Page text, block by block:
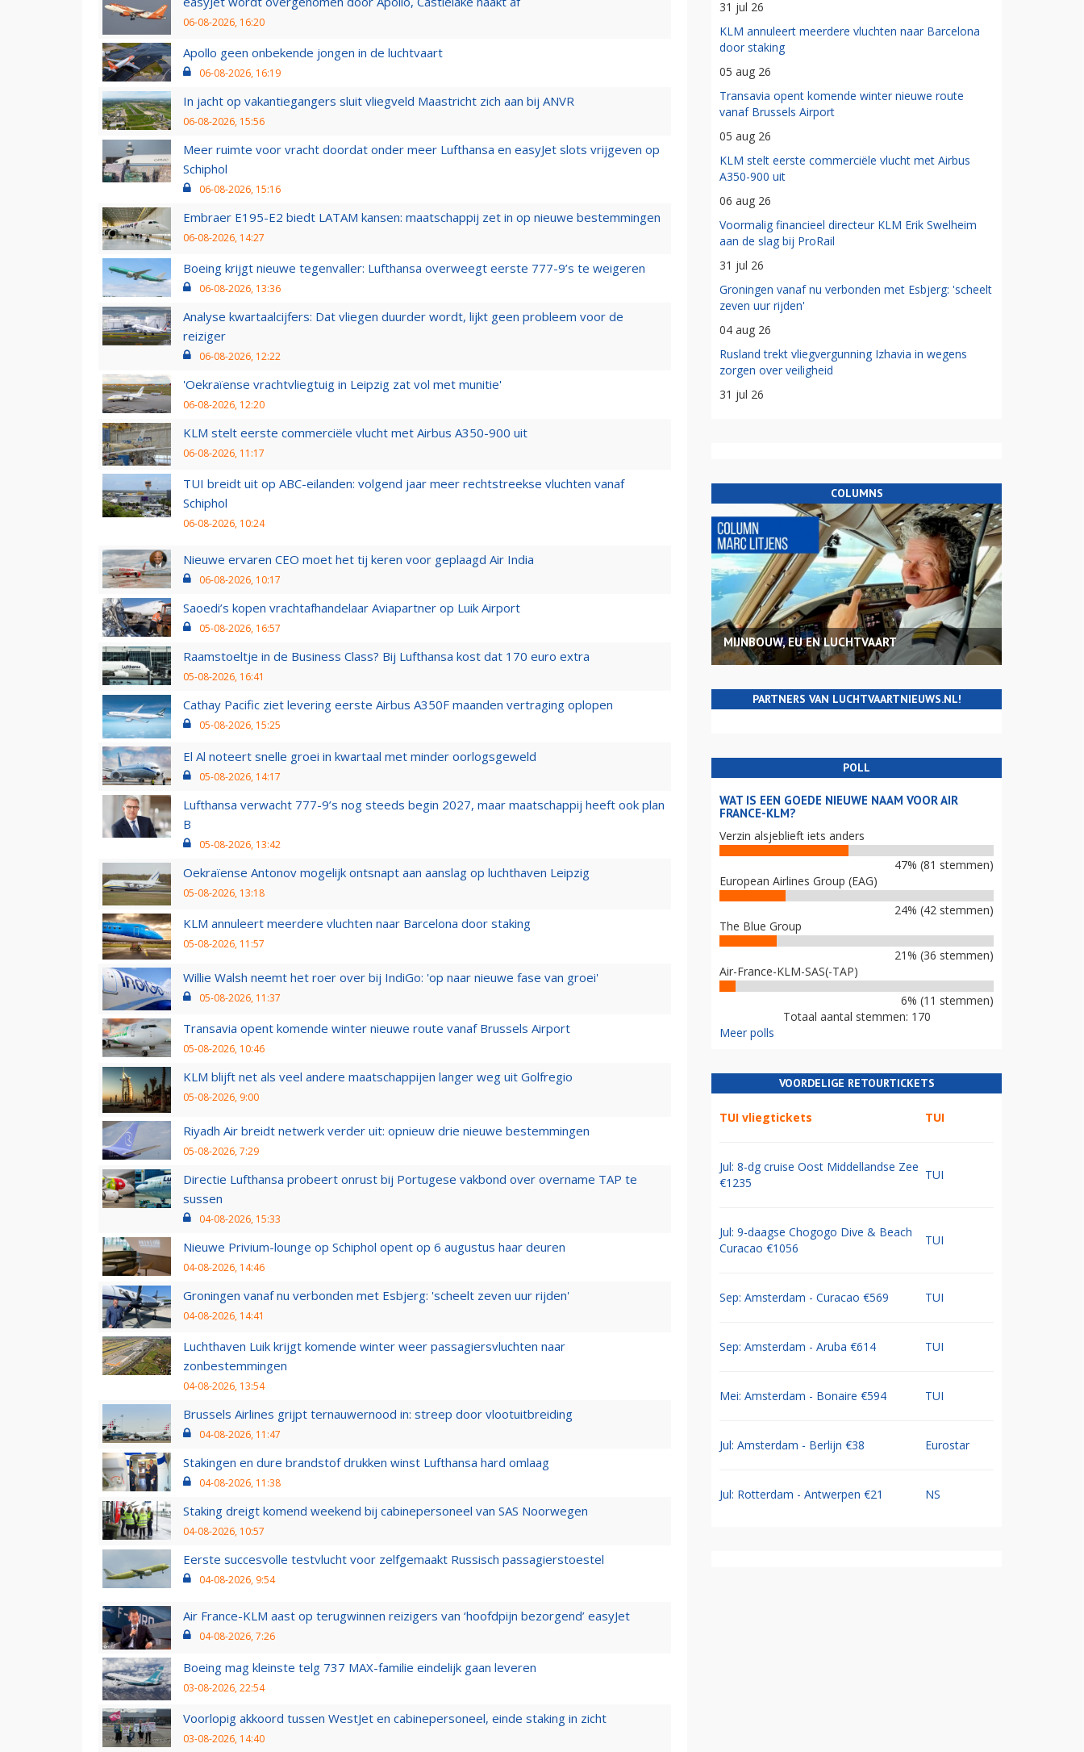
06-08-2026, 16:20
Apollo geen onbekende jongen in de luchtvaart
06-08-2026, 16:19
In jacht op vakantiegangers sluit vliegveld Maastricht zich aan bij ANVR
06-08-2026, 15:56
Meer ruimte voor vracht doordat onder meer Lufthansa en easyJet slots vrijgeven op
Schiphol
06-08-2026, 15:16
Embraer E195-E2 biedt LATAM kansen: maatschappij zet in op nieuwe bestemmingen
06-08-2026, 14:27
Boeing krijgt nieuwe tegenvaller: Lufthansa overweegt eerste 777-9’s te weigeren
06-08-2026, 13:36
Analyse kwartaalcijfers: Dat vliegen duurder wordt, lijkt geen probleem voor de
reiziger
06-08-2026, 12:22
'Oekraïense vrachtvliegtuig in Leipzig zat vol met munitie'
06-08-2026, 12:20
KLM stelt eerste commerciële vlucht met Airbus A350-900 uit
06-08-2026, 11:17
TUI breidt uit op ABC-eilanden: volgend jaar meer rechtstreekse vluchten vanaf
Schiphol
06-08-2026, 10:24
Nieuwe ervaren CEO moet het tij keren voor geplaagd Air India
06-08-2026, 10:17
Saoedi’s kopen vrachtafhandelaar Aviapartner op Luik Airport
05-08-2026, 16:57
Raamstoeltje in de Business Class? Bij Lufthansa kost dat 170 euro extra
05-08-2026, 16:41
Cathay Pacific ziet levering eerste Airbus A350F maanden vertraging oplopen
05-08-2026, 15:25
El Al noteert snelle groei in kwartaal met minder oorlogsgeweld
05-08-2026, 14:17
Lufthansa verwacht 777-9’s nog steeds begin 2027, maar maatschappij heeft ook plan
B
05-08-2026, 13:42
Oekraïense Antonov mogelijk ontsnapt aan aanslag op luchthaven Leipzig
05-08-2026, 13:18
KLM annuleert meerdere vluchten naar Barcelona door staking
05-08-2026, 11:57
Willie Walsh neemt het roer over bij IndiGo: 'op naar nieuwe fase van groei'
05-08-2026, 11:37
Transavia opent komende winter nieuwe route vanaf Brussels Airport
05-08-2026, 10:46
KLM blijft net als veel andere maatschappijen langer weg uit Golfregio
05-08-2026, 9:00
Riyadh Air breidt netwerk verder uit: opnieuw drie nieuwe bestemmingen
05-08-2026, 7:29
Directie Lufthansa probeert onrust bij Portugese vakbond over overname TAP te
sussen
04-08-2026, 15:33
Nieuwe Privium-lounge op Schiphol opent op 6 augustus haar deuren
04-08-2026, 14:46
Groningen vanaf nu verbonden met Esbjerg: 'scheelt zeven uur rijden'
04-08-2026, 14:41
Luchthaven Luik krijgt komende winter weer passagiersvluchten naar
zonbestemmingen
04-08-2026, 13:54
Brussels Airlines grijpt ternauwernood in: streep door vlootuitbreiding
04-08-2026, 11:47
Stakingen en dure brandstof drukken winst Lufthansa hard omlaag
04-08-2026, 11:38
Staking dreigt komend weekend bij cabinepersoneel van SAS Noorwegen
04-08-2026, 10:57
Eerste succesvolle testvlucht voor zelfgemaakt Russisch passagierstoestel
04-08-2026, 9:54
Air France-KLM aast op terugwinnen reizigers van ‘hoofdpijn bezorgend’ easyJet
04-08-2026, 7:26
Boeing mag kleinste telg 737 MAX-familie eindelijk gaan leveren
03-08-2026, 22:54
Voorlopig akkoord tussen WestJet en cabinepersoneel, einde staking in zicht
03-08-2026, 14:40
31 jul 26
KLM annuleert meerdere vluchten naar Barcelona
door staking
05 aug 26
Transavia opent komende winter nieuwe route
vanaf Brussels Airport
05 aug 26
KLM stelt eerste commerciële vlucht met Airbus
A350-900 uit
06 aug 26
Voormalig financieel directeur KLM Erik Swelheim
aan de slag bij ProRail
31 jul 26
Groningen vanaf nu verbonden met Esbjerg: 'scheelt
zeven uur rijden'
04 aug 26
Rusland trekt vliegvergunning Izhavia in wegens
zorgen over veiligheid
31 jul 26
COLUMNS
MIJNBOUW, EU EN LUCHTVAART
PARTNERS VAN LUCHTVAARTNIEUWS.NL!
POLL
WAT IS EEN GOEDE NIEUWE NAAM VOOR AIR
FRANCE-KLM?
Verzin alsjeblieft iets anders
47% (81 stemmen)
European Airlines Group (EAG)
24% (42 stemmen)
The Blue Group
21% (36 stemmen)
Air-France-KLM-SAS(-TAP)
6% (11 stemmen)
Totaal aantal stemmen: 170
Meer polls
VOORDELIGE RETOURTICKETS
TUI vliegtickets TUI
Jul: 8-dg cruise Oost Middellandse Zee
€1235
TUI
Jul: 9-daagse Chogogo Dive & Beach
Curacao €1056
TUI
Sep: Amsterdam - Curacao €569 TUI
Sep: Amsterdam - Aruba €614 TUI
Mei: Amsterdam - Bonaire €594 TUI
Jul: Amsterdam - Berlijn €38 Eurostar
Jul: Rotterdam - Antwerpen €21 NS